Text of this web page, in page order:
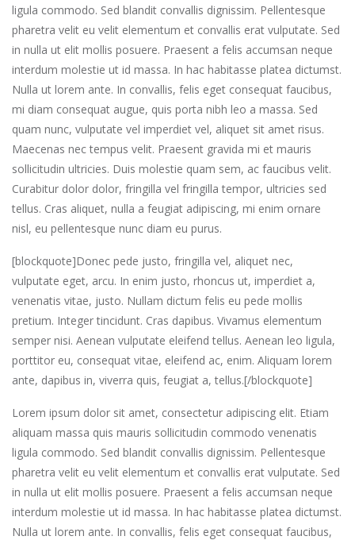
ligula commodo. Sed blandit convallis dignissim. Pellentesque
pharetra velit eu velit elementum et convallis erat vulputate. Sed
in nulla ut elit mollis posuere. Praesent a felis accumsan neque
interdum molestie ut id massa. In hac habitasse platea dictumst.
Nulla ut lorem ante. In convallis, felis eget consequat faucibus,
mi diam consequat augue, quis porta nibh leo a massa. Sed
quam nunc, vulputate vel imperdiet vel, aliquet sit amet risus.
Maecenas nec tempus velit. Praesent gravida mi et mauris
sollicitudin ultricies. Duis molestie quam sem, ac faucibus velit.
Curabitur dolor dolor, fringilla vel fringilla tempor, ultricies sed
tellus. Cras aliquet, nulla a feugiat adipiscing, mi enim ornare
nisl, eu pellentesque nunc diam eu purus.
[blockquote]Donec pede justo, fringilla vel, aliquet nec,
vulputate eget, arcu. In enim justo, rhoncus ut, imperdiet a,
venenatis vitae, justo. Nullam dictum felis eu pede mollis
pretium. Integer tincidunt. Cras dapibus. Vivamus elementum
semper nisi. Aenean vulputate eleifend tellus. Aenean leo ligula,
porttitor eu, consequat vitae, eleifend ac, enim. Aliquam lorem
ante, dapibus in, viverra quis, feugiat a, tellus.[/blockquote]
Lorem ipsum dolor sit amet, consectetur adipiscing elit. Etiam
aliquam massa quis mauris sollicitudin commodo venenatis
ligula commodo. Sed blandit convallis dignissim. Pellentesque
pharetra velit eu velit elementum et convallis erat vulputate. Sed
in nulla ut elit mollis posuere. Praesent a felis accumsan neque
interdum molestie ut id massa. In hac habitasse platea dictumst.
Nulla ut lorem ante. In convallis, felis eget consequat faucibus,